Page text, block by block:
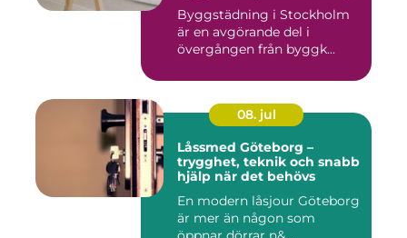
Byggstädning i Stockholm
är en avgörande del i
övergången från byggk...
08. jul
Låssmed Göteborg –
trygghet, teknik och snabb
hjälp när det behövs
En modern låsjour Göteborg
är mer än någon som